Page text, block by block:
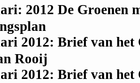
2012 De Groenen
2012: Brief van
Rooij
2012: Brief van